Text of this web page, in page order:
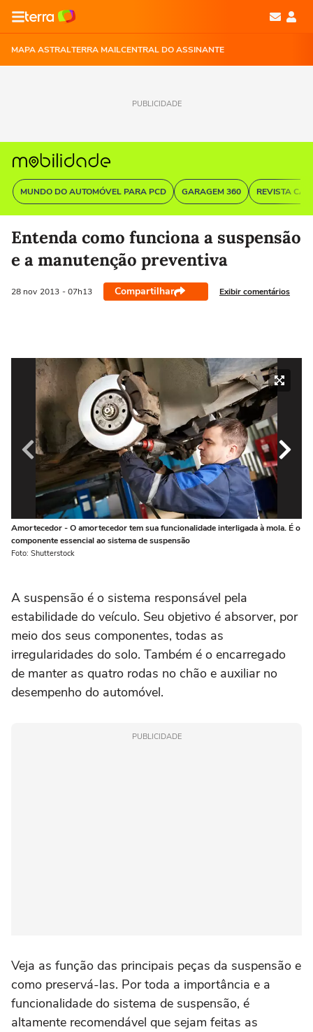
MAPA ASTRALTERRA MAILCENTRAL DO ASSINANTE
PUBLICIDADE
MUNDO DO AUTOMÓVEL PARA PCD GARAGEM 360 REVISTA
Entenda como funciona a suspensão
e a manutenção preventiva
28 nov 2013 - 07h13 Compartilhar Exibir comentários
Amortecedor - O amortecedor tem sua funcionalidade interligada à mola. É o
componente essencial ao sistema de suspensão
Foto: Shutterstock
A suspensão é o sistema responsável pela
estabilidade do veículo. Seu objetivo é absorver, por
meio dos seus componentes, todas as
irregularidades do solo. Também é o encarregado
de manter as quatro rodas no chão e auxiliar no
desempenho do automóvel.
PUBLICIDADE
Veja as função das principais peças da suspensão e
como preservá-las. Por toda a importância e a
funcionalidade do sistema de suspensão, é
altamente recomendável que sejam feitas as